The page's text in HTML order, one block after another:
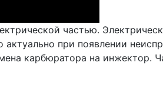
частью.
при появлении
карбюратора на